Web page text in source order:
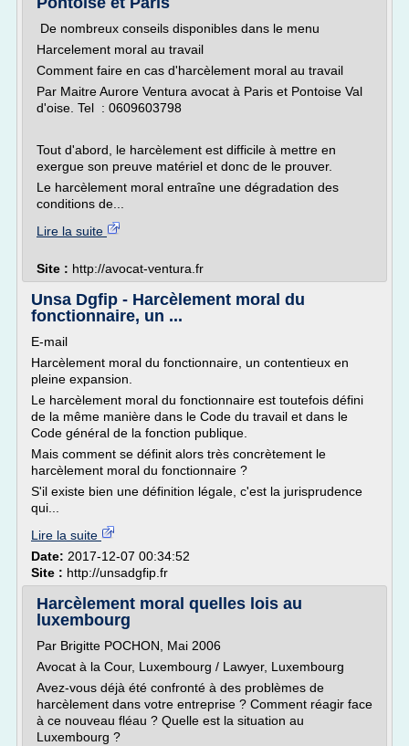
De nombreux conseils disponibles dans le menu
Harcelement moral au travail
Comment faire en cas d'harcèlement moral au travail
Par Maitre Aurore Ventura avocat à Paris et Pontoise Val
d'oise. Tel : 0609603798
Tout d'abord, le harcèlement est difficile à mettre en
exergue son preuve matériel et donc de le prouver.
Le harcèlement moral entraîne une dégradation des
conditions de...
Lire la suite
Site : http://avocat-ventura.fr
Unsa Dgfip - Harcèlement moral du
fonctionnaire, un ...
E-mail
Harcèlement moral du fonctionnaire, un contentieux en
pleine expansion.
Le harcèlement moral du fonctionnaire est toutefois défini
de la même manière dans le Code du travail et dans le
Code général de la fonction publique.
Mais comment se définit alors très concrètement le
harcèlement moral du fonctionnaire ?
S'il existe bien une définition légale, c'est la jurisprudence
qui...
Lire la suite
Date: 2017-12-07 00:34:52
Site : http://unsadgfip.fr
Harcèlement moral quelles lois au
luxembourg
Par Brigitte POCHON, Mai 2006
Avocat à la Cour, Luxembourg / Lawyer, Luxembourg
Avez-vous déjà été confronté à des problèmes de
harcèlement dans votre entreprise ? Comment réagir face
à ce nouveau fléau ? Quelle est la situation au
Luxembourg ?